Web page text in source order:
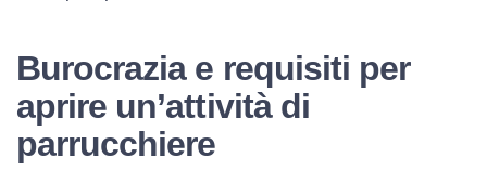
Burocrazia e requisiti per
aprire un’attività di
parrucchiere